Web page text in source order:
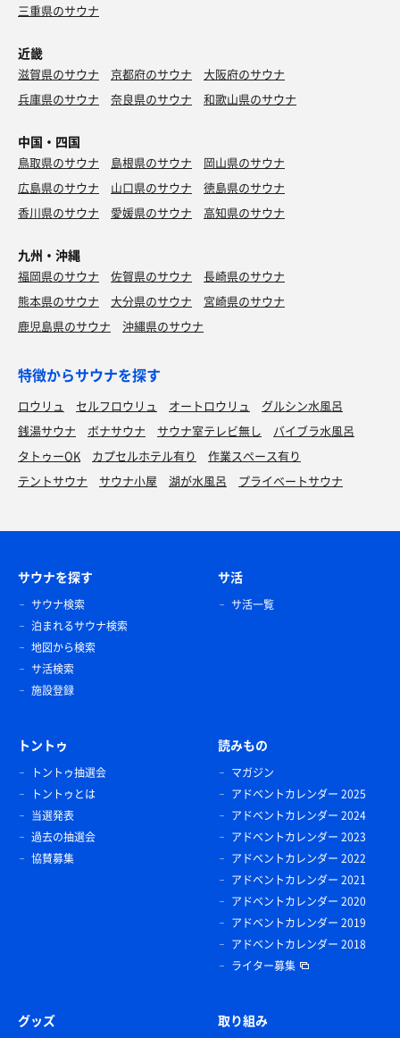
三重県のサウナ
近畿
滋賀県のサウナ 京都府のサウナ
大阪府のサウナ
兵庫県のサウナ
奈良県のサウナ 和歌山県のサウナ
中国・四国
鳥取県のサウナ 島根県のサウナ
岡山県のサウナ
広島県のサウナ
山口県のサウナ
徳島県のサウナ
香川県のサウナ
愛媛県のサウナ 高知県のサウナ
九州・沖縄
福岡県のサウナ 佐賀県のサウナ
長崎県のサウナ
熊本県のサウナ
大分県のサウナ
宮崎県のサウナ
鹿児島県のサウナ
沖縄県のサウナ
特徴からサウナを探す
ロウリュ セルフロウリュ オートロウリュ
グルシン水風呂
銭湯サウナ
ボナサウナ サウナ室テレビ無し
バイブラ水風呂
タトゥーOK
カプセルホテル有り
作業スペース有り
テントサウナ
サウナ小屋 湖が水風呂 プライベートサウナ
サウナを探す
サウナ検索
泊まれるサウナ検索
地図から検索
サ活検索
施設登録
サ活
サ活一覧
トントゥ
トントゥ抽選会
トントゥとは
当選発表
過去の抽選会
協賛募集
読みもの
マガジン
アドベントカレンダー 2025
アドベントカレンダー 2024
アドベントカレンダー 2023
アドベントカレンダー 2022
アドベントカレンダー 2021
アドベントカレンダー 2020
アドベントカレンダー 2019
アドベントカレンダー 2018
ライター募集
グッズ 取り組み